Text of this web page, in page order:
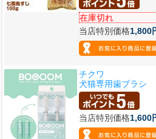
在庫切れ
当店特別価格1,800
チクワ
犬猫専用歯ブラシ
当店特別価格1,600